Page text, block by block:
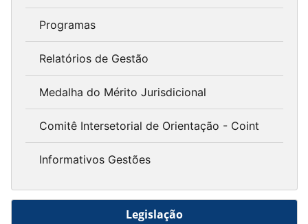
Programas
Relatórios de Gestão
Medalha do Mérito Jurisdicional
Comitê Intersetorial de Orientação - Coint
Informativos Gestões
Legislação